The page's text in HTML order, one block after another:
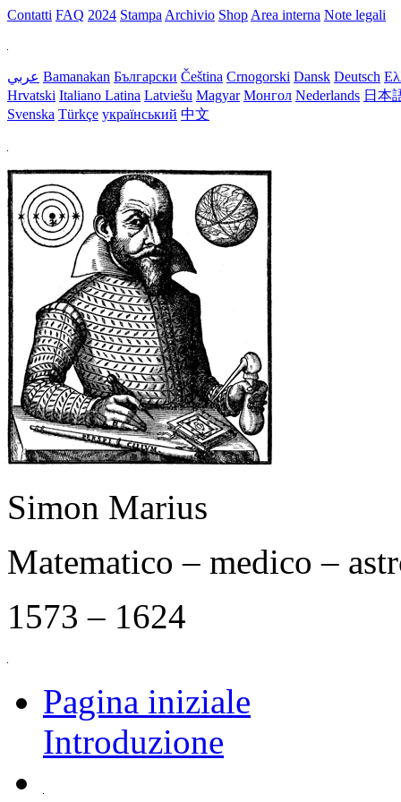
Contatti FAQ 2024 Stampa Archivio Shop Area interna Note legali
عربي Bamanakan Български Čeština Crnogorski Dansk Deutsch
Hrvatski Italiano Latina Latviešu Magyar Монгол Nederlands 日本
Svenska Türkçe український 中文
Simon Marius
Matematico – medico –
1573 – 1624
Pagina iniziale
Introduzione